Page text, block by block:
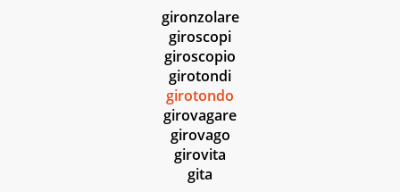
gironzolare
giroscopi
giroscopio
girotondi
girotondo
girovagare
girovago
girovita
gita